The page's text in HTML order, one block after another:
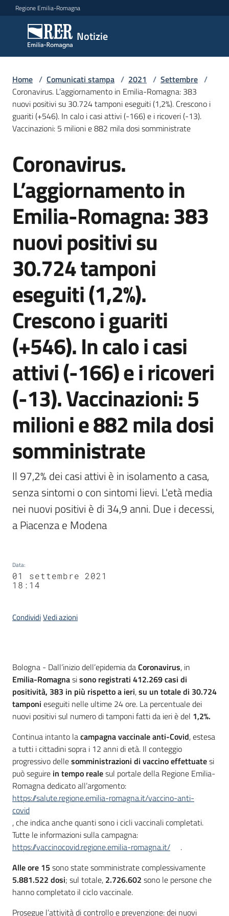
Vai al contenuto
Vai alla navigazione
Vai al footer
Regione Emilia-Romagna
Notizie
Notizie
Comunicati
stampa
Menu selezionato
Cerca
un
Risorse
Agenzia
di
informazione
e
Seguici
su
Home / Comunicati stampa / 2021 / Settembre /
Coronavirus. L’aggiornamento in Emilia-Romagna: 383
nuovi positivi su 30.724 tamponi eseguiti (1,2%). Crescono i
guariti (+546). In calo i casi attivi (-166) e i ricoveri (-13).
Vaccinazioni: 5 milioni e 882 mila dosi somministrate
Salta al contenuto
Coronavirus.
L’aggiornamento in
Emilia-Romagna: 383
nuovi positivi su
30.724 tamponi
eseguiti (1,2%).
Crescono i guariti
(+546). In calo i casi
attivi (-166) e i ricoveri
(-13). Vaccinazioni: 5
milioni e 882 mila dosi
somministrate
Il 97,2% dei casi attivi è in isolamento a casa,
senza sintomi o con sintomi lievi. L'età media
nei nuovi positivi è di 34,9 anni. Due i decessi,
a Piacenza e Modena
Data:
01 settembre 2021
18:14
CondividiVedi azioni
Contenuto
Bologna - Dall’inizio dell’epidemia daCoronavirus, in
Emilia-Romagnasisono registrati 412.269casi di
positività, 383 in più rispetto a ieri,su un totale di 30.724
tamponi eseguiti nelle ultime 24 ore. La percentuale dei
nuovi positivi sul numero di tamponi fatti da ieri è del 1,2%.
Continua intanto lacampagna vaccinale anti-Covid, estesa
a tutti i cittadini sopra i 12 anni di età. Il conteggio
progressivo dellesomministrazioni di vaccino effettuatesi
può seguire in tempo realesul portale della Regione Emilia-
Romagna dedicato all’argomento:
https://salute.regione.emilia-romagna.it/vaccino-anti-
covid
, che indica anche quanti sono i cicli vaccinali completati.
Tutte le informazioni sulla campagna:
https://vaccinocovid.regione.emilia-romagna.it/
.
Alle ore 15 sono state somministrate complessivamente
5.881.522 dosi; sul totale, 2.726.602 sono le persone che
hanno completato il ciclo vaccinale.
Prosegue l’attività di controllo e prevenzione: dei nuovi